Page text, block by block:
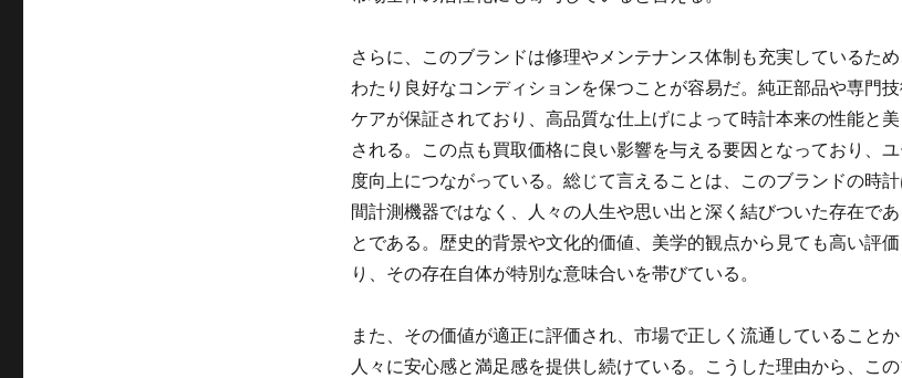
さらに、このブランドは修理やメンテナンス体制も充実しているた
わたり良好なコンディションを保つことが容易だ。純正部品や専門
ケアが保証されており、高品質な仕上げによって時計本来の性能と
される。この点も買取価格に良い影響を与える要因となっており、
度向上につながっている。総じて言えることは、このブランドの時
間計測機器ではなく、人々の人生や思い出と深く結びついた存在であ
とである。歴史的背景や文化的価値、美学的観点から見ても高い評
り、その存在自体が特別な意味合いを帯びている。
また、その価値が適正に評価され、市場で正しく流通していること
人々に安心感と満足感を提供し続けている。こうした理由から、こ